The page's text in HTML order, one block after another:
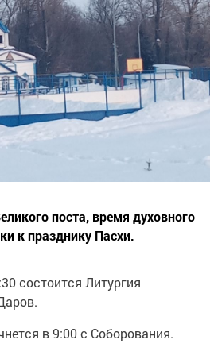
поста, время духовного
к празднику Пасхи.
состоится Литургия
в 9:00 с Соборования.